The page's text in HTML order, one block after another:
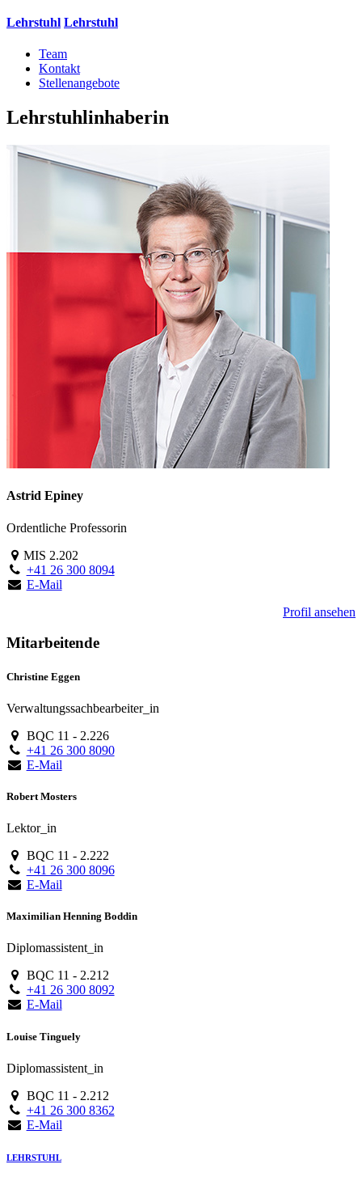
Lehrstuhl Lehrstuhl
Team
Kontakt
Stellenangebote
Lehrstuhlinhaberin
Astrid Epiney
Ordentliche Professorin
MIS 2.202
+41 26 300 8094
E-Mail
Profil ansehen
Mitarbeitende
Christine Eggen
Verwaltungssachbearbeiter_in
BQC 11 - 2.226
+41 26 300 8090
E-Mail
Robert Mosters
Lektor_in
BQC 11 - 2.222
+41 26 300 8096
E-Mail
Maximilian Henning Boddin
Diplomassistent_in
BQC 11 - 2.212
+41 26 300 8092
E-Mail
Louise Tinguely
Diplomassistent_in
BQC 11 - 2.212
+41 26 300 8362
E-Mail
LEHRSTUHL